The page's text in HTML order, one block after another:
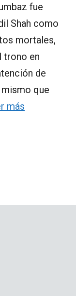
fue
Shah como
mortales,
trono en
de
que
más